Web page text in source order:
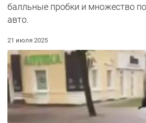
балльные пробки и множество
авто.
21 июля 2025